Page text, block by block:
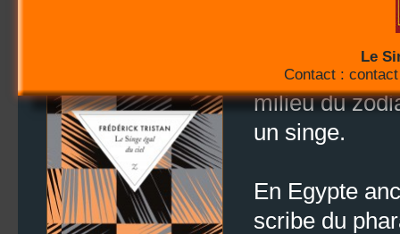
caractéristiques
De grandes
milieu du
un singe.
En Egypte
scribe du
Le
Contact :